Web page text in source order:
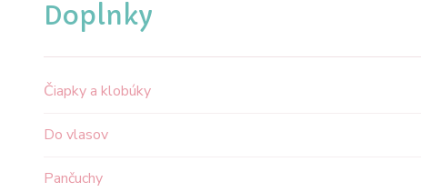
Doplnky
Čiapky a klobúky
Do vlasov
Pančuchy